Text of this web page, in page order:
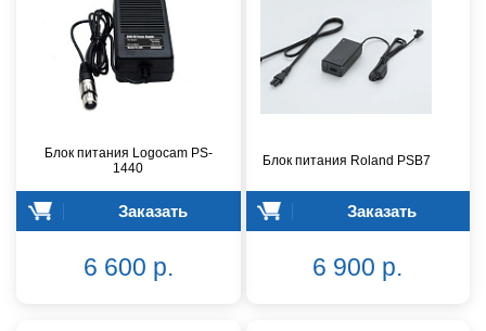
Блок питания Logocam PS-
1440
Заказать
6 600 р.
Блок питания Roland PSB7
Заказать
6 900 р.